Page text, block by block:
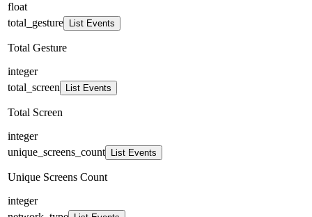
float
total_gesture
List Events
Total Gesture
integer
total_screen
List Events
Total Screen
integer
unique_screens_count
List Events
Unique Screens Count
integer